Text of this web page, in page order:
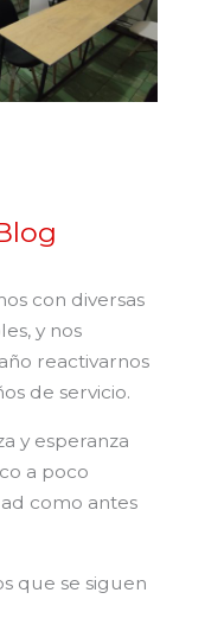
con diversas
y nos
reactivarnos
de servicio.
y esperanza
a poco
como antes
que se siguen